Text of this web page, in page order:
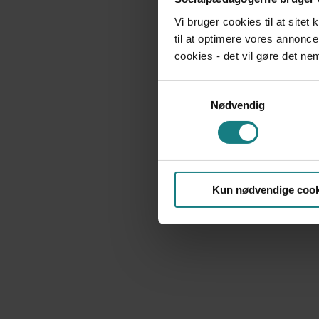
Vi bruger cookies til at sitet
til at optimere vores
cookies - det vil gøre det
Nødvendig
Kun nødvendige